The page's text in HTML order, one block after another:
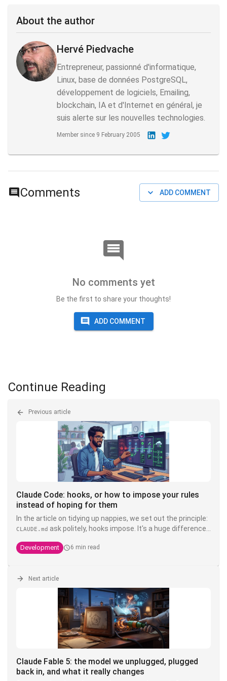
About the author
Hervé Piedvache
Entrepreneur, passionné d'informatique,
Linux, base de données PostgreSQL,
développement de logiciels, Emailing,
blockchain, IA et d'Internet en général, je
suis alerte sur les nouvelles technologies.
Member since 9 February 2005
Comments ADD COMMENT
No comments yet
Be the first to share your thoughts!
ADD COMMENT
Continue Reading
Previous article
Claude Code: hooks, or how to impose your rules
instead of hoping for them
In the article on tidying up nappies, we set out the principle:
CLAUDE.md
executedoutside
negotiate, it doesn't hallucinate, and it doesn't cost
anything in context. It's the only layer that transforms an
into a guarantee.
Development 6 min read
Next article
Claude Fable 5: the model we unplugged, plugged
back in, and what it really changes